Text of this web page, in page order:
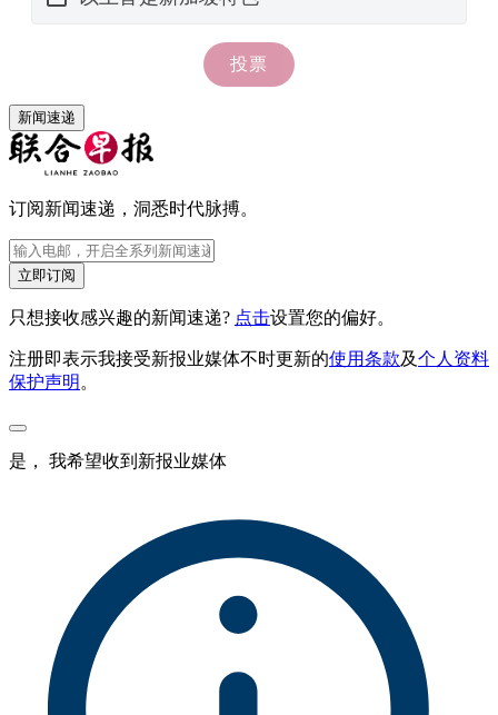
新闻速递
订阅新闻速递，洞悉时代脉搏。
立即订阅
只想接收感兴趣的新闻速递? 点击设置您的偏好。
注册即表示我接受新报业媒体不时更新的使用条款及个人资料
保护声明 。
是， 我希望收到新报业媒体